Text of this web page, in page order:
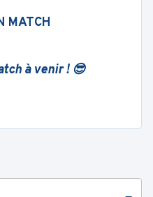
MATCH
à venir ! 😎